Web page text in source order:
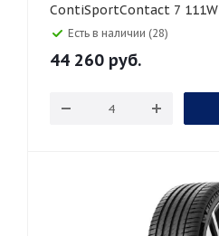
ContiSportContact 7 111W
Есть в наличии (28)
44 260 руб.